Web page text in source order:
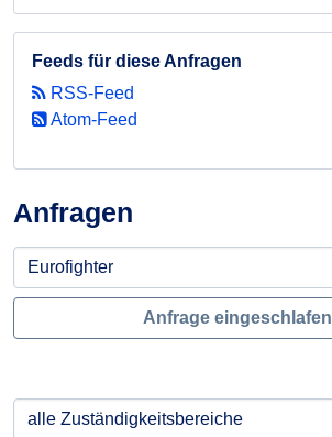
Anfragen
Anfrage eingeschlafen
Feeds für diese Anfragen
RSS-Feed
Atom-Feed